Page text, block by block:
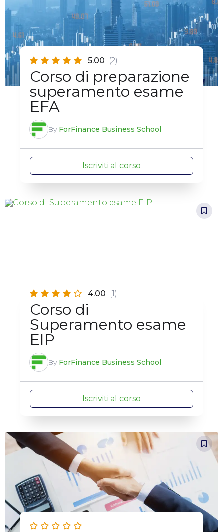
5.00 (2)
Corso di preparazione
superamento esame
EFA
By ForFinance Business School
Iscriviti al corso
4.00 (1)
Corso di
Superamento esame
EIP
By ForFinance Business School
Iscriviti al corso